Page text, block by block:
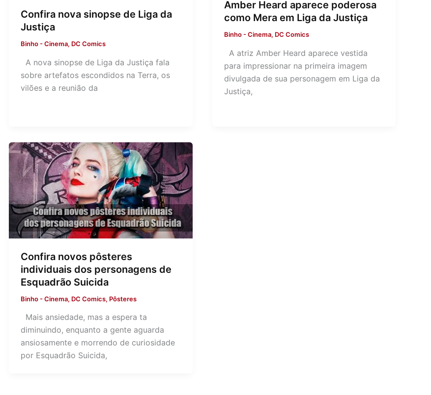
Confira nova sinopse de Liga da
Justiça
Binho-Cinema, DC Comics
A nova sinopse de Liga da Justiça fala
sobre artefatos escondidos na Terra, os
vilões e a reunião da
Amber Heard aparece poderosa
como Mera em Liga da Justiça
Binho-Cinema, DC Comics
A atriz Amber Heard aparece vestida
para impressionar na primeira imagem
divulgada de sua personagem em Liga da
Justiça,
Confira novos pôsteres
individuais dos personagens de
Esquadrão Suicida
Binho-Cinema, DC Comics, Pôsteres
Mais ansiedade, mas a espera ta
diminuindo, enquanto a gente aguarda
ansiosamente e morrendo de curiosidade
por Esquadrão Suicida,